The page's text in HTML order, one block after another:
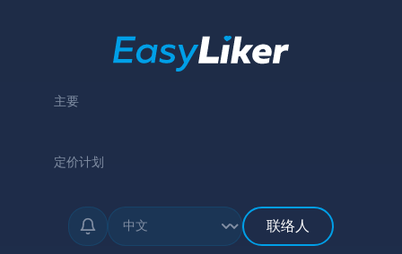
主要
定价计划
联络人